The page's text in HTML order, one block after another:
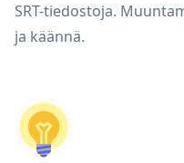
SRT-tiedostoja.
ja käännä.